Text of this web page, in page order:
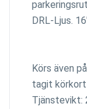
DRL-Ljus.
Körs även
tagit
Tjänstevikt: